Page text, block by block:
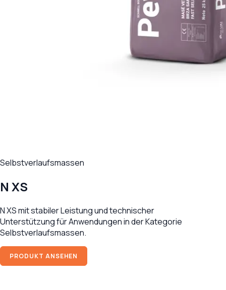
Selbstverlaufsmassen
N XS
N XS mit stabiler Leistung und technischer
Unterstützung für Anwendungen in der Kategorie
Selbstverlaufsmassen.
PRODUKT ANSEHEN